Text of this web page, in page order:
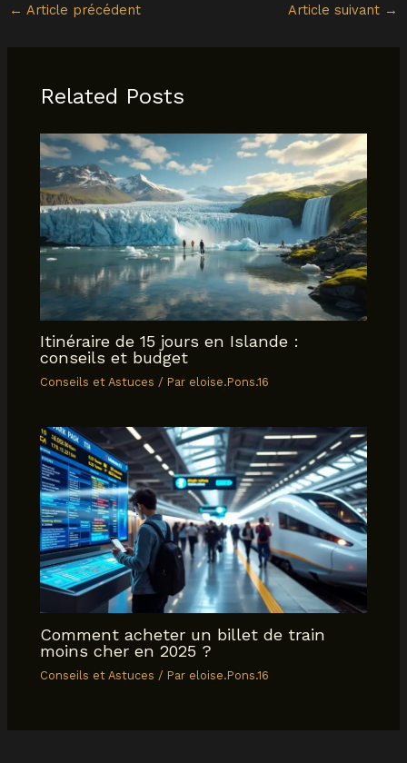
← Article précédent Article suivant →
Related Posts
Itinéraire de 15 jours en Islande :
conseils et budget
Conseils et Astuces / Par eloise.Pons.16
Comment acheter un billet de train
moins cher en 2025 ?
Conseils et Astuces / Par eloise.Pons.16